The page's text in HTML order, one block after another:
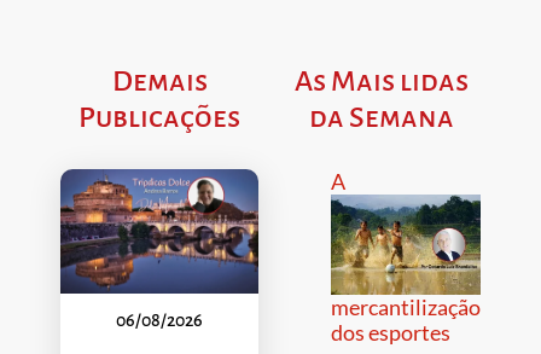
Demais
Publicações
06/08/2026
As Mais lidas
da Semana
A
mercantilização
dos esportes